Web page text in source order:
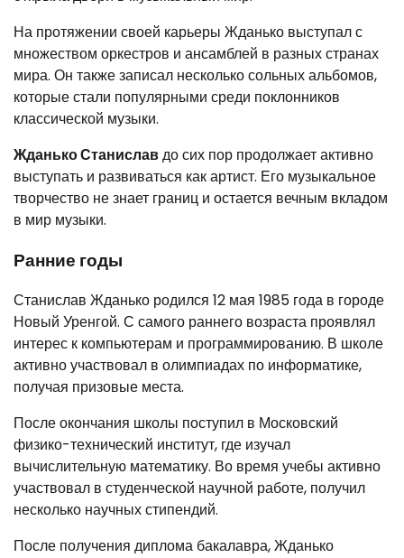
На протяжении своей карьеры Жданько выступал с
множеством оркестров и ансамблей в разных странах
мира. Он также записал несколько сольных альбомов,
которые стали популярными среди поклонников
классической музыки.
Жданько Станиславдо сих пор продолжает активно
выступать и развиваться как артист. Его музыкальное
творчество не знает границ и остается вечным вкладом
в мир музыки.
Ранние годы
Станислав Жданько родился 12 мая 1985 года в городе
Новый Уренгой. С самого раннего возраста проявлял
интерес к компьютерам и программированию. В школе
активно участвовал в олимпиадах по информатике,
получая призовые места.
После окончания школы поступил в Московский
физико-технический институт, где изучал
вычислительную математику. Во время учебы активно
участвовал в студенческой научной работе, получил
несколько научных стипендий.
После получения диплома бакалавра, Жданько